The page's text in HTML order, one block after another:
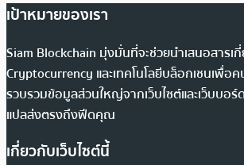
เป้าหมายของเรา
Siam Blockchain มุ่งมั่นที่จะช่วยนำเสนอสารเ
Cryptocurrency และเทคโนโลยีบล็อกเชนเพื่อค
รวบรวมข้อมูลส่วนใหญ่จากเว็บไซต์และเว็บบอร์
แปลส่งตรงถึงฟีดคุณ
เกี่ยวกับเว็บไซต์นี้